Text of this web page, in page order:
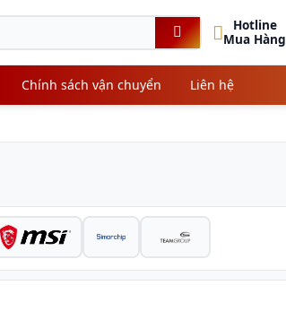
Hotline
Mua Hàng
Chính sách vận chuyển Liên hệ